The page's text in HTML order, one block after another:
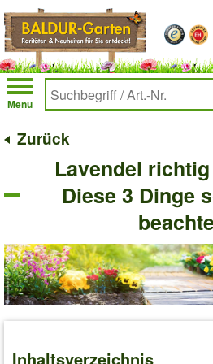
Menu
Zurück
Lavendel
Diese 3 Dinge
Inhaltsverzeichnis